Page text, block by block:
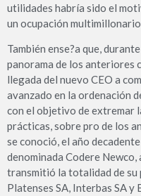
utilidades habría sido el
un ocupación
También ense?a que,
panorama de los anteriores
llegada del nuevo CEO a
avanzado en la ordenación
con el objetivo de extremar
prácticas, sobre pro de los
se conoció, el año
denominada Codere
transmitió la totalidad de su
Platenses SA, Interbas SA y